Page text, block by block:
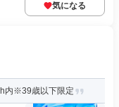
気になる
内※39歳以下限定